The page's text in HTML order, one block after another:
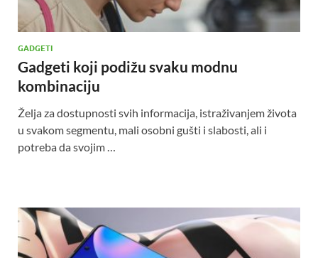
GADGETI
Gadgeti koji podižu svaku modnu
kombinaciju
Želja za dostupnosti svih informacija, istraživanjem života
u svakom segmentu, mali osobni gušti i slabosti, ali i
potreba da svojim …